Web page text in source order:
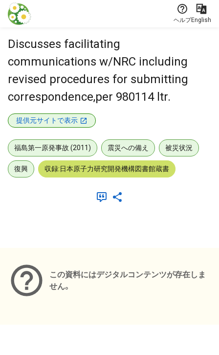
本文に飛ぶ
ヘルプEnglish
Discusses facilitating
communications w/NRC including
revised procedures for submitting
correspondence,per 980114 ltr.
提供元サイトで表示
福島第一原発事故 (2011) 震災への備え 被災状況
復興 収録:日本原子力研究開発機構図書館蔵書
この資料にはデジタルコンテンツが存在しま
せん。